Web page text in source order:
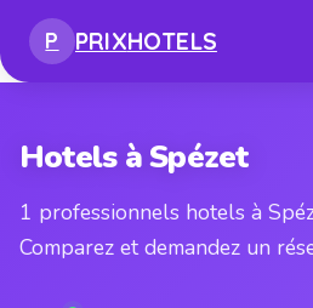
P PRIXHOTELS
Hotels à Spézet
1 professionnels hotels à
Comparez et demandez un